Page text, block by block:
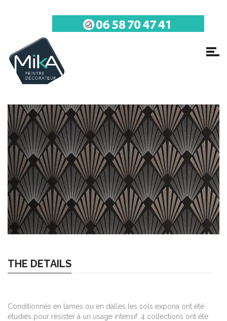
THE DETAILS
Conditionnés en lames ou en dalles les sols expona ont été
étudiés pour résister à un usage intensif. 4 collections ont été